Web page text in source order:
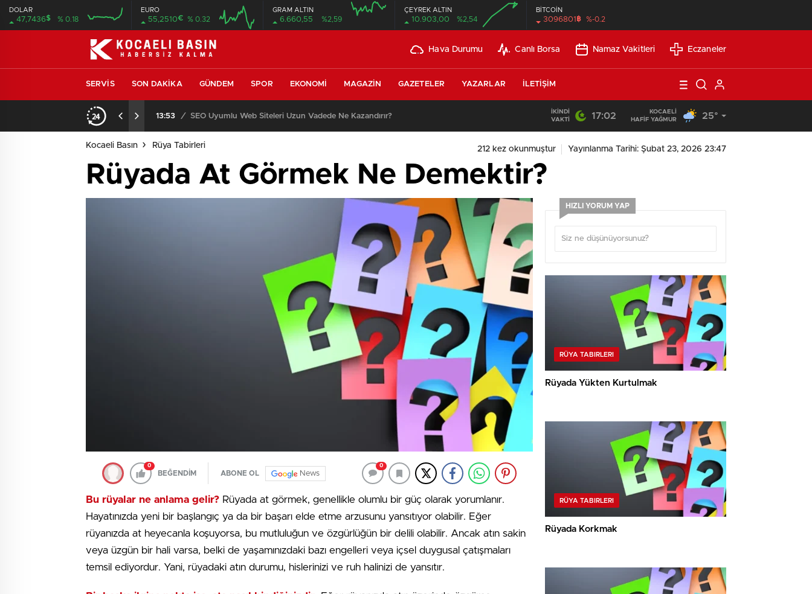
DOLAR
47,7436$ % 0.18
EURO
55,2510€ % 0.32
GRAM ALTIN
6.660,55 %2,59
ÇEYREK ALTIN
10.903,00 %2,54
BİTCOİN
3096801 ฿ %-0.2
Hava Durumu Canlı Borsa Namaz Vakitleri Eczaneler
SERVIS SON DAKIKA GÜNDEM SPOR EKONOMI MAGAZIN GAZETELER YAZARLAR İLETIŞIM
13:53 / SEO Uyumlu Web Siteleri Uzun Vadede Ne Kazandırır? 21:21 / Günlük Okuma Süresi Az Olanlar İçin Etkili Okuma
İKINDI
VAKTI
17:02
KOCAELI
HAFİF YAĞMUR
25°
Kocaeli Basın Rüya Tabirleri 212 kez okunmuştur Yayınlanma Tarihi: Şubat 23, 2026 23:47
Rüyada At Görmek Ne Demektir?
0
BEĞENDİM ABONE OL News
0
Bu rüyalar ne anlama gelir? Rüyada at görmek, genellikle olumlu bir güç olarak yorumlanır.
Hayatınızda yeni bir başlangıç ya da bir başarı elde etme arzusunu yansıtıyor olabilir. Eğer
rüyanızda at heyecanla koşuyorsa, bu mutluluğun ve özgürlüğün bir delili olabilir. Ancak atın sakin
veya üzgün bir hali varsa, belki de yaşamınızdaki bazı engelleri veya içsel duygusal çatışmaları
temsil ediyordur. Yani, rüyadaki atın durumu, hislerinizi ve ruh halinizi de yansıtır.
HIZLI YORUM YAP
RÜYA TABIRLERI
Rüyada Yükten Kurtulmak
RÜYA TABIRLERI
Rüyada Korkmak